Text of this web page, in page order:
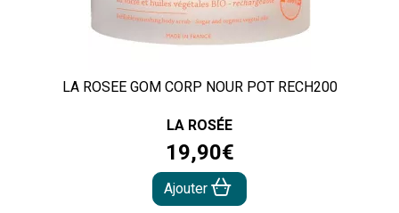
LA ROSEE GOM CORP NOUR POT RECH200
LA ROSÉE
19,90€
Ajouter